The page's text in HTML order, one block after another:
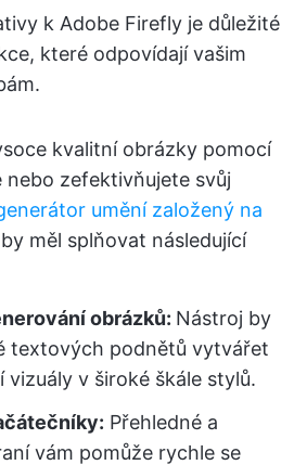
k Adobe Firefly je důležité
které odpovídají vašim
kvalitní obrázky pomocí
nebo zefektivňujete svůj
umění založený na
by měl splňovat následující
obrázků: Nástroj by
textových podnětů vytvářet
vizuály v široké škále stylů.
Přehledné a
vám pomůže rychle se